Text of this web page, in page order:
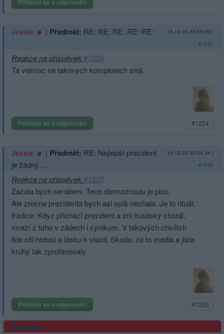
Jessie | Předmět: RE: RE: RE: RE: RE: 15.12.20 20:55:50 |
#1227
Reakce na příspěvek#1224
Ta velmoc na takovych komplotech stoji.
Přihlásit se a odpovědět #1224
Jessie | Předmět: RE: Nejlepší prezident
je žádný…
15.12.20 20:54:34 |
#1226
Reakce na příspěvek#1225
Začala bych senátem. Tech darmozroutu je plno.
Ale zrovna prezidenta bych asi spíš nechala. Je to rituál,
tradice. Kdyz přichází prezident a zni husitský chorál,
mrazí z toho v zádech i cynikum. V takových chvílích
lide citi hrdost a lásku k vlasti. Skoda, ze to media a jiste
kruhy tak zprofanovaly.
Přihlásit se a odpovědět #1225
Reklama